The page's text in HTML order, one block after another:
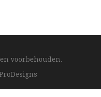
voorbehouden.